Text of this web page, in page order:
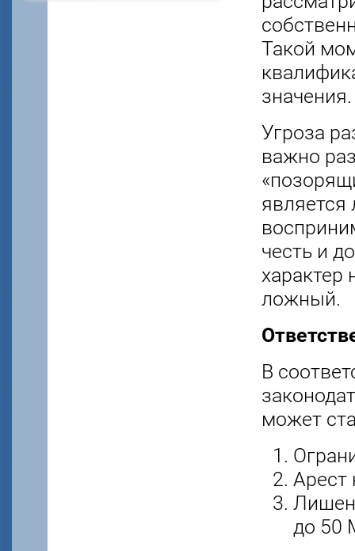
Такой
значения.
Угроза
важно
честь и
характер
ложный.
В
может
Арест
до 50